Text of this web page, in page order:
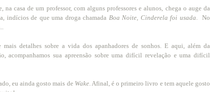
na casa de um professor, com alguns professores e alunos, chega o auge da
indícios de que uma droga chamada Boa Noite, Cinderela foi usada . No
detalhes sobre a vida dos apanhadores de sonhos. E aqui, além da
acompanhamos sua apreensão sobre uma difícil revelação e uma difícil
eu ainda gosto mais de Wake. Afinal, é o primeiro livro e tem aquele gosto